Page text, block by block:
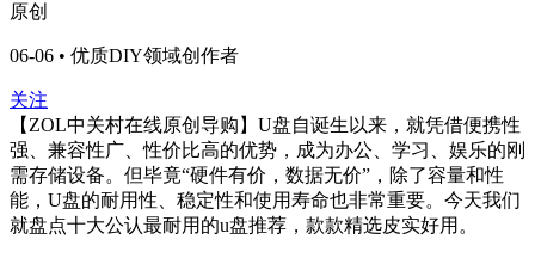
原创
06-06 • 优质DIY领域创作者
关注
【ZOL中关村在线原创导购】U盘自诞生以来，就凭借便携性
强、兼容性广、性价比高的优势，成为办公、学习、娱乐的刚
需存储设备。但毕竟“硬件有价，数据无价”，除了容量和性
能，U盘的耐用性、稳定性和使用寿命也非常重要。今天我们
就盘点十大公认最耐用的u盘推荐，款款精选皮实好用。